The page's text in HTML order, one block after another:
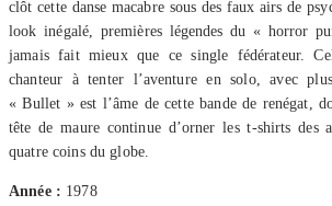
clôt cette danse macabre sous des faux airs de
look inégalé, premières légendes du « horror
jamais fait mieux que ce single fédérateur.
chanteur à tenter l’aventure en solo, avec
« Bullet » est l’âme de cette bande de renégat,
tête de maure continue d’orner les t-shirts des
quatre coins du globe.
Année : 1978